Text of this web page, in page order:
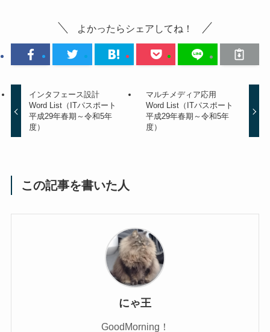
よかったらシェアしてね！
インタフェース設計
Word List（ITパスポート
平成29年春期～令和5年
度）
マルチメディア応用
Word List（ITパスポート
平成29年春期～令和5年
度）
この記事を書いた人
にゃ王
GoodMorning！